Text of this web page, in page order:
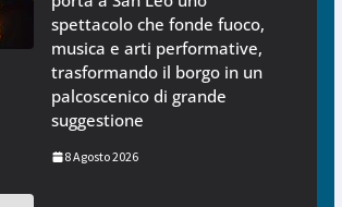
spettacolo che fonde fuoco,
musica e arti performative,
trasformando il borgo in un
palcoscenico di grande
suggestione
8 Agosto 2026